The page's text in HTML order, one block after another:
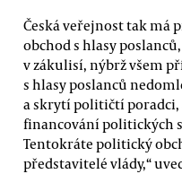
Česká veřejnost tak má
obchod s hlasy
v zákulisí, nýbrž všem
s hlasy poslanců
a skrytí političtí poradci,
financování politických
Tentokráte politický
představitelé vlády,“